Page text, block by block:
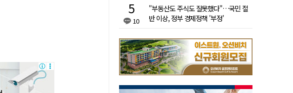
10
"부동산도 주식도 잘못했다"…국민 절
반 이상, 정부 경제정책 '부정'